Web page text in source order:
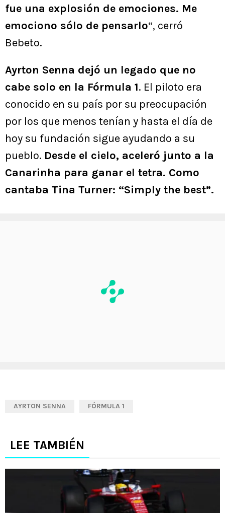
fue una explosión de emociones. Me
emociono sólo de pensarlo“, cerró
Bebeto.
Ayrton Senna dejó un legado que no
cabe solo en la Fórmula 1. El piloto era
conocido en su país por su preocupación
por los que menos tenían y hasta el día de
hoy su fundación sigue ayudando a su
pueblo. Desde el cielo, aceleró junto a la
Canarinha para ganar el tetra. Como
cantaba Tina Turner: “Simply the best”.
AYRTON SENNA FÓRMULA 1
LEE TAMBIÉN